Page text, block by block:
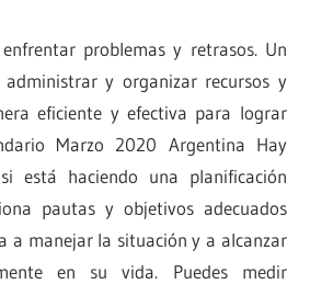
problemas y retrasos. Un
y organizar recursos y
eficiente y efectiva para lograr
Marzo 2020 Argentina Hay
está haciendo una planificación
pautas y objetivos adecuados
a manejar la situación y a alcanzar
en su vida. Puedes medir